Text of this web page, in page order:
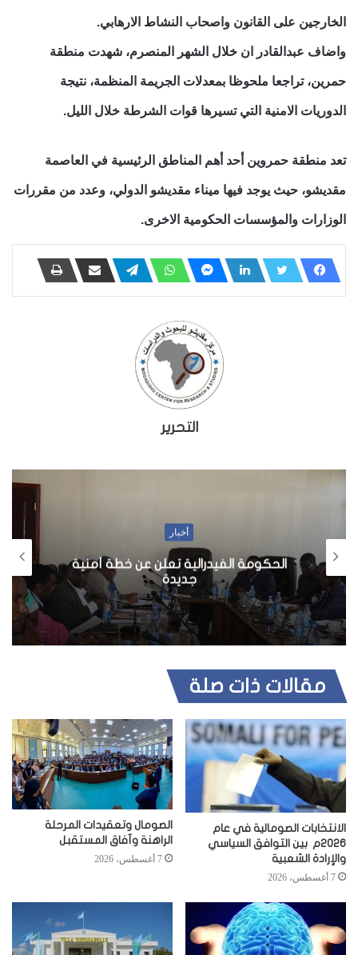
الخارجين على القانون واصحاب النشاط الارهابي.
واضاف عبدالقادر ان خلال الشهر المنصرم، شهدت منطقة
حمرين، تراجعا ملحوظا بمعدلات الجريمة المنظمة، نتيجة
الدوريات الامنية التي تسيرها قوات الشرطة خلال الليل.
تعد منطقة حمروين أحد أهم المناطق الرئيسية في العاصمة
مقديشو، حيث يوجد فيها ميناء مقديشو الدولي، وعدد من مقررات
الوزارات والمؤسسات الحكومية الاخرى.
التحرير
أخبار
الحكومة الفيدرالية تعلن عن خطة أمنية
جديدة
مقالات ذات صلة
الانتخابات الصومالية في عام
2026م بين التوافق السياسي
والإرادة الشعبية
7 أغسطس، 2026
الصومال وتعقيدات المرحلة
الراهنة وآفاق المستقبل
7 أغسطس، 2026